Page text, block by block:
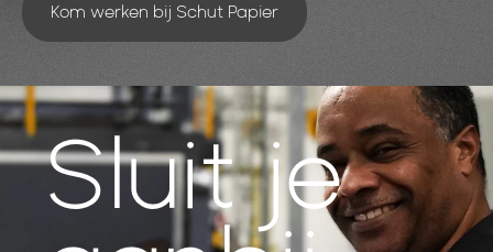
Kom werken bij Schut Papier
Sluit je